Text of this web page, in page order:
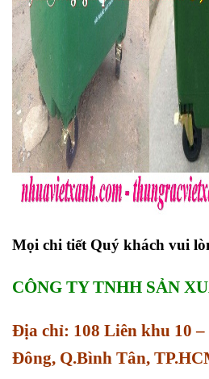
Mọi chi tiết Quý khách vui
CÔNG TY TNHH SẢN
Địa chỉ: 108 Liên khu 10 –
Đông, Q.Bình Tân,